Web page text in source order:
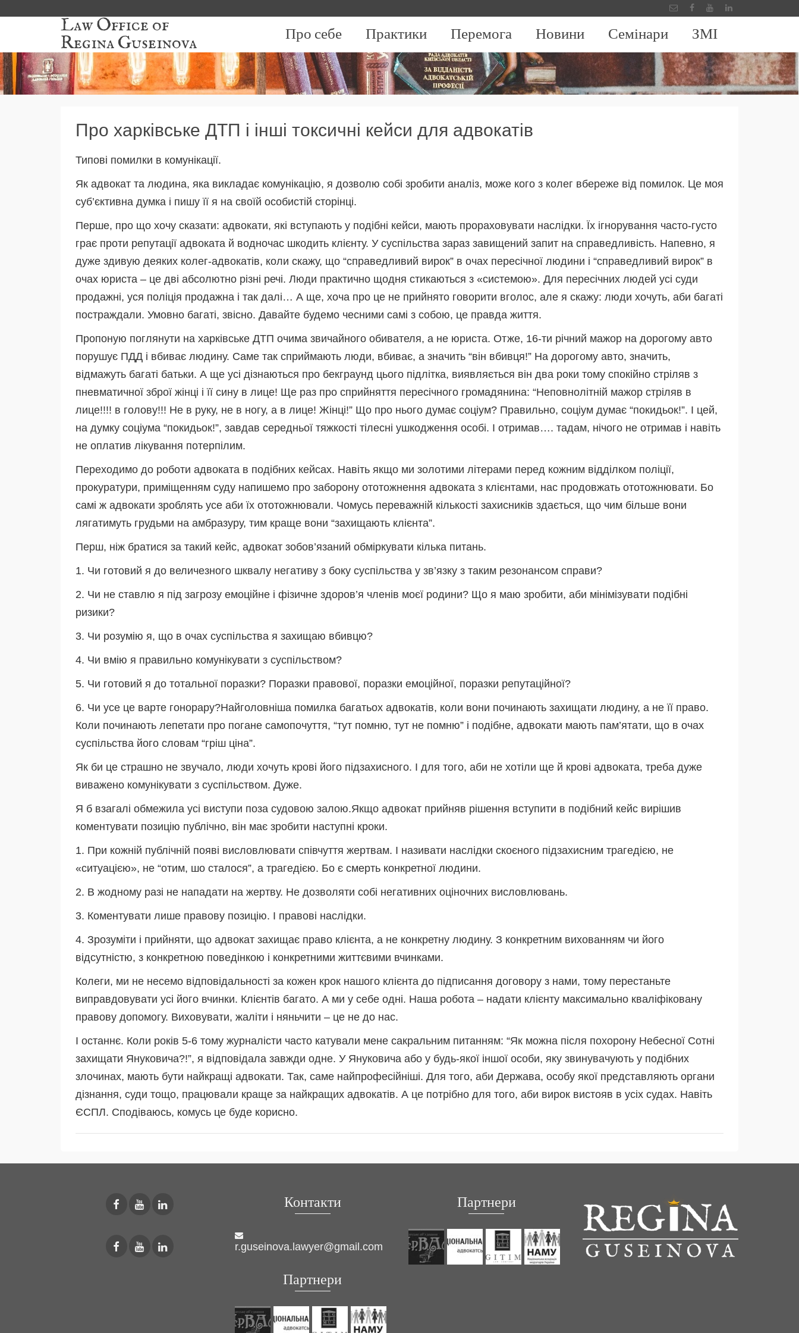
Law Office of
Regina Guseinova Про себе Практики Перемога Новини Семінари ЗМІ
Про харківське ДТП і інші токсичні кейси для адвокатів
Типові помилки в комунікації.
Як адвокат та людина, яка викладає комунікацію, я дозволю собі зробити аналіз, може кого з колег вбереже від помилок. Це моя
суб’єктивна думка і пишу її я на своїй особистій сторінці.
Перше, про що хочу сказати: адвокати, які вступають у подібні кейси, мають прораховувати наслідки. Їх ігнорування часто-густо
грає проти репутації адвоката й водночас шкодить клієнту. У суспільства зараз завищений запит на справедливість. Напевно, я
дуже здивую деяких колег-адвокатів, коли скажу, що “справедливий вирок” в очах пересічної людини і “справедливий вирок” в
очах юриста – це дві абсолютно різні речі. Люди практично щодня стикаються з «системою». Для пересічних людей усі суди
продажні, уся поліція продажна і так далі… А ще, хоча про це не прийнято говорити вголос, але я скажу: люди хочуть, аби багаті
постраждали. Умовно багаті, звісно. Давайте будемо чесними самі з собою, це правда життя.
Пропоную поглянути на харківське ДТП очима звичайного обивателя, а не юриста. Отже, 16-ти річний мажор на дорогому авто
порушує ПДД і вбиває людину. Саме так сприймають люди, вбиває, а значить “він вбивця!” На дорогому авто, значить,
відмажуть багаті батьки. А ще усі дізнаються про бекграунд цього підлітка, виявляється він два роки тому спокійно стріляв з
пневматичної зброї жінці і її сину в лице! Ще раз про сприйняття пересічного громадянина: “Неповнолітній мажор стріляв в
лице!!!! в голову!!! Не в руку, не в ногу, а в лице! Жінці!” Що про нього думає соціум? Правильно, соціум думає “покидьок!”. І цей,
на думку соціума “покидьок!”, завдав середньої тяжкості тілесні ушкодження особі. І отримав…. тадам, нічого не отримав і навіть
не оплатив лікування потерпілим.
Переходимо до роботи адвоката в подібних кейсах. Навіть якщо ми золотими літерами перед кожним відділком поліції,
прокуратури, приміщенням суду напишемо про заборону ототожнення адвоката з клієнтами, нас продовжать ототожнювати. Бо
самі ж адвокати зроблять усе аби їх ототожнювали. Чомусь переважній кількості захисників здається, що чим більше вони
лягатимуть грудьми на амбразуру, тим краще вони “захищають клієнта”.
Перш, ніж братися за такий кейс, адвокат зобов’язаний обміркувати кілька питань.
1. Чи готовий я до величезного шквалу негативу з боку суспільства у зв’язку з таким резонансом справи?
2. Чи не ставлю я під загрозу емоційне і фізичне здоров’я членів моєї родини? Що я маю зробити, аби мінімізувати подібні
ризики?
3. Чи розумію я, що в очах суспільства я захищаю вбивцю?
4. Чи вмію я правильно комунікувати з суспільством?
5. Чи готовий я до тотальної поразки? Поразки правової, поразки емоційної, поразки репутаційної?
6. Чи усе це варте гонорару?Найголовніша помилка багатьох адвокатів, коли вони починають захищати людину, а не її право.
Коли починають лепетати про погане самопочуття, “тут помню, тут не помню” і подібне, адвокати мають пам’ятати, що в очах
суспільства його словам “гріш ціна”.
Як би це страшно не звучало, люди хочуть крові його підзахисного. І для того, аби не хотіли ще й крові адвоката, треба дуже
виважено комунікувати з суспільством. Дуже.
Я б взагалі обмежила усі виступи поза судовою залою.Якщо адвокат прийняв рішення вступити в подібний кейс вирішив
коментувати позицію публічно, він має зробити наступні кроки.
1. При кожній публічній появі висловлювати співчуття жертвам. І називати наслідки скоєного підзахисним трагедією, не
«ситуацією», не “отим, шо сталося”, а трагедією. Бо є смерть конкретної людини.
2. В жодному разі не нападати на жертву. Не дозволяти собі негативних оціночних висловлювань.
3. Коментувати лише правову позицію. І правові наслідки.
4. Зрозуміти і прийняти, що адвокат захищає право клієнта, а не конкретну людину. З конкретним вихованням чи його
відсутністю, з конкретною поведінкою і конкретними життєвими вчинками.
Колеги, ми не несемо відповідальності за кожен крок нашого клієнта до підписання договору з нами, тому перестаньте
виправдовувати усі його вчинки. Клієнтів багато. А ми у себе одні. Наша робота – надати клієнту максимально кваліфіковану
правову допомогу. Виховувати, жаліти і няньчити – це не до нас.
І останнє. Коли років 5-6 тому журналісти часто катували мене сакральним питанням: “Як можна після похорону Небесної Сотні
захищати Януковича?!”, я відповідала завжди одне. У Януковича або у будь-якої іншої особи, яку звинувачують у подібних
злочинах, мають бути найкращі адвокати. Так, саме найпрофесійніші. Для того, аби Держава, особу якої представляють органи
дізнання, суди тощо, працювали краще за найкращих адвокатів. А це потрібно для того, аби вирок вистояв в усіх судах. Навіть
ЄСПЛ. Сподіваюсь, комусь це буде корисно.
Контакти
r.guseinova.lawyer@gmail.com
Партнери
Партнери